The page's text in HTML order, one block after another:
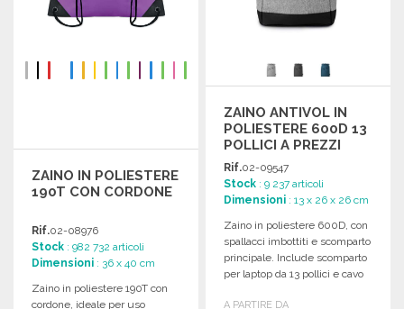
ZAINO IN POLIESTERE
190T CON CORDONE
Rif.02-08976
Stock : 982 732 articoli
Dimensioni : 36 x 40 cm
Zaino in poliestere 190T con
cordone, ideale per uso
ZAINO ANTIVOL IN
POLIESTERE 600D 13
POLLICI A PREZZI
ALL'INGROSSO
Rif.02-09547
Stock : 9 237 articoli
Dimensioni : 13 x 26 x 26 cm
Zaino in poliestere 600D, con
spallacci imbottiti e scomparto
principale. Include scomparto
per laptop da 13 pollici e cavo
A PARTIRE DA